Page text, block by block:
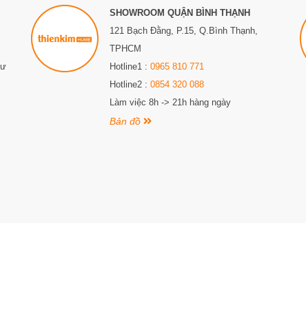
không hoạt động do hết pin. Điều này đảm bảo rằng bạn luôn có
của các báo động và thông báo theo sở thích cá nhân và nhu cầu
SHOWROOM QUẬN BÌNH THẠNH
121 Bạch Đằng, P.15, Q.Bình Thạnh,
TPHCM
Hotline1 : 0965 810 771
Hotline2 : 0854 320 088
Làm việc 8h -> 21h hàng ngày
Bản đồ